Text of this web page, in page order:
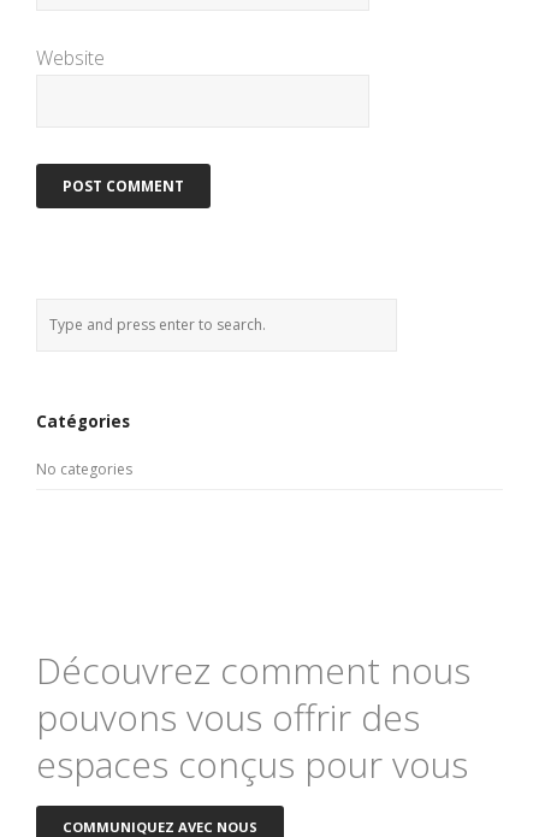
Website
Catégories
No categories
Découvrez comment nous
pouvons vous offrir des
espaces conçus pour vous
COMMUNIQUEZ AVEC NOUS